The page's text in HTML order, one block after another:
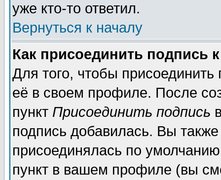
уже кто-то ответил.
Вернуться к началу
Как присоединить подпись
Для того, чтобы
её в своем профиле. После
пункт Присоединить подпись
подпись добавилась. Вы
присоединялась по
пункт в вашем профиле (вы